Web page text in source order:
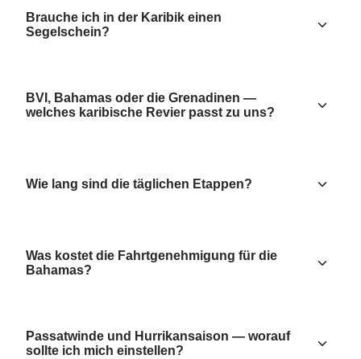
Brauche ich in der Karibik einen
Segelschein?
BVI, Bahamas oder die Grenadinen —
welches karibische Revier passt zu uns?
Wie lang sind die täglichen Etappen?
Was kostet die Fahrtgenehmigung für die
Bahamas?
Passatwinde und Hurrikansaison — worauf
sollte ich mich einstellen?